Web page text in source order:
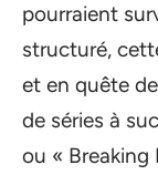
pourraient
structuré,
et en quête
de séries à
ou « Breaking